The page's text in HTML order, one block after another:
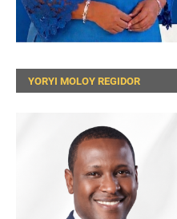
YORYI MOLOY REGIDOR